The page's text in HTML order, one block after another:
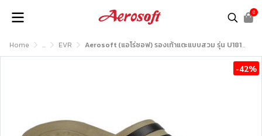
0
Home ... EVR Aerosoft (แอโร่ซอฟ) รองเท้าแตะแบบสวม รุ่น U1818
-42%